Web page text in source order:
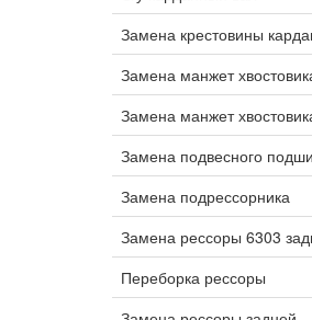
Замена крестовины
Замена манжет
Замена манжет
Замена подвесного
Замена подрессорника
Замена рессоры 6303
Переборка рессоры